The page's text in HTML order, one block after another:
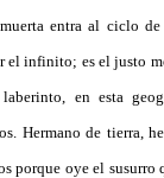
entra al ciclo
el infinito; es el justo
en esta
Hermano de tierra,
porque oye el susurro